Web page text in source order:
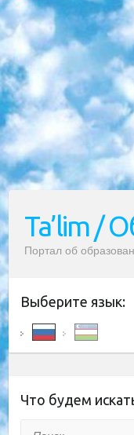
Ta’lim /
Портал об
Выберите язык:
Что будем